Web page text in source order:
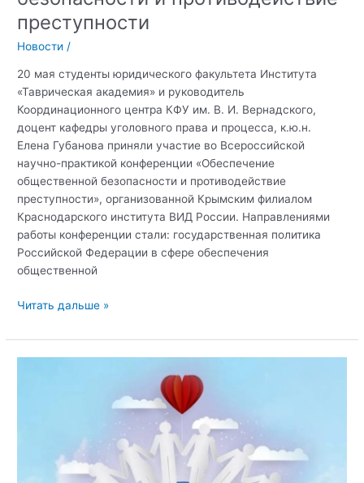
преступности
Новости /
20 мая студенты юридического факультета Института
«Таврическая академия» и руководитель
Координационного центра КФУ им. В. И. Вернадского,
доцент кафедры уголовного права и процесса, к.ю.н.
Елена Губанова приняли участие во Всероссийской
научно-практикой конференции «Обеспечение
общественной безопасности и противодействие
преступности», организованной Крымским филиалом
Краснодарского института ВИД России. Направлениями
работы конференции стали: государственная политика
Российской Федерации в сфере обеспечения
общественной
Обеспечение
безопасности
и
Читать дальше »